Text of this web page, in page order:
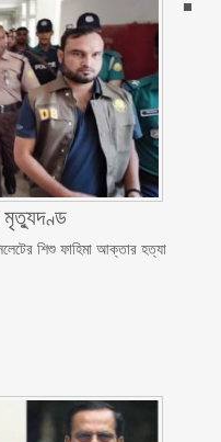
মৃত্যুদণ্ড
শিশু ফাহিমা আক্তার হত্যা